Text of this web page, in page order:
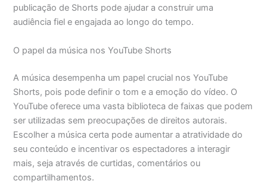
publicação de Shorts pode ajudar a construir uma
audiência fiel e engajada ao longo do tempo.
O papel da música nos YouTube Shorts
A música desempenha um papel crucial nos YouTube
Shorts, pois pode definir o tom e a emoção do vídeo. O
YouTube oferece uma vasta biblioteca de faixas que podem
ser utilizadas sem preocupações de direitos autorais.
Escolher a música certa pode aumentar a atratividade do
seu conteúdo e incentivar os espectadores a interagir
mais, seja através de curtidas, comentários ou
compartilhamentos.